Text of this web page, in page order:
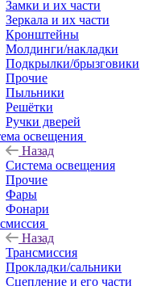
Замки и их части
Зеркала и их части
Кронштейны
Молдинги/накладки
Подкрылки/брызговики
Прочие
Пыльники
Решётки
Ручки дверей
освещения
Назад
Система освещения
Прочие
Фары
Фонари
Назад
Трансмиссия
Прокладки/сальники
Сцепление и его части